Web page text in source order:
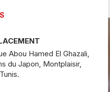
Abou Hamed El Ghazali,
du Japon, Montplaisir,